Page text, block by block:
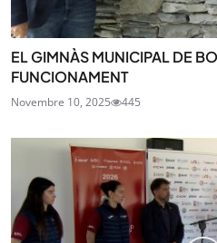
EL GIMNÀS MUNICIPAL DE
FUNCIONAMENT
Novembre 10, 2025 445